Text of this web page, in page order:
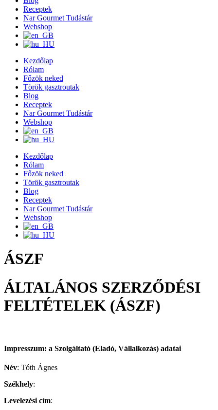
Receptek
Nar Gourmet Tudástár
Webshop
Kezdőlap
Rólam
Főzök neked
Török gasztroutak
Blog
Receptek
Nar Gourmet Tudástár
Webshop
Kezdőlap
Rólam
Főzök neked
Török gasztroutak
Blog
Receptek
Nar Gourmet Tudástár
Webshop
ÁSZF
ÁLTALÁNOS SZERZŐDÉSI
FELTÉTELEK (ÁSZF)
Impresszum: a Szolgáltató (Eladó, Vállalkozás) adatai
Név: Tóth Ágnes
Székhely:
Levelezési cím: